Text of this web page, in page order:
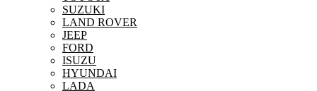
SUZUKI
LAND ROVER
JEEP
FORD
ISUZU
HYUNDAI
LADA